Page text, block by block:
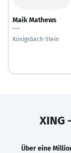
Maik Mathews
---
Königsbach-Stein
XING
Über eine